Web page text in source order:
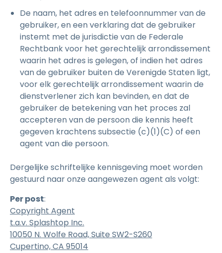
De naam, het adres en telefoonnummer van de
gebruiker, en een verklaring dat de gebruiker
instemt met de jurisdictie van de Federale
Rechtbank voor het gerechtelijk arrondissement
waarin het adres is gelegen, of indien het adres
van de gebruiker buiten de Verenigde Staten ligt,
voor elk gerechtelijk arrondissement waarin de
dienstverlener zich kan bevinden, en dat de
gebruiker de betekening van het proces zal
accepteren van de persoon die kennis heeft
gegeven krachtens subsectie (c)(1)(C) of een
agent van die persoon.
Dergelijke schriftelijke kennisgeving moet worden
gestuurd naar onze aangewezen agent als volgt:
Per post:
Copyright Agent
t.a.v. Splashtop Inc.
10050 N. Wolfe Road, Suite SW2-S260
Cupertino, CA 95014